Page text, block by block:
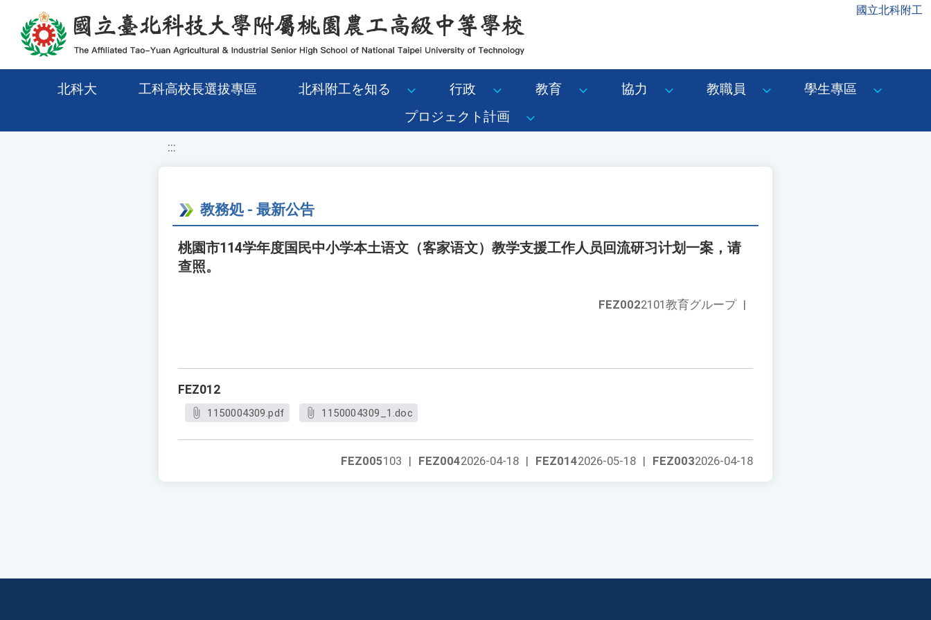
移至網頁之主要內容區位置 國立北科附工
北科大 工科高校長選拔專區 北科附工を知る 行政 教育 協力 教職員
學生專區
プロジェクト計画
:::
教務処 - 最新公告
桃園市114学年度国民中小学本土语文（客家语文）教学支援工作人员回流研习计划一案，请
查照。
FEZ0022101教育グループ |
FEZ012
1150004309.pdf 1150004309_1.doc
FEZ0032026-04-18
FEZ0142026-05-18 |
FEZ0042026-04-18 |
FEZ005103 |